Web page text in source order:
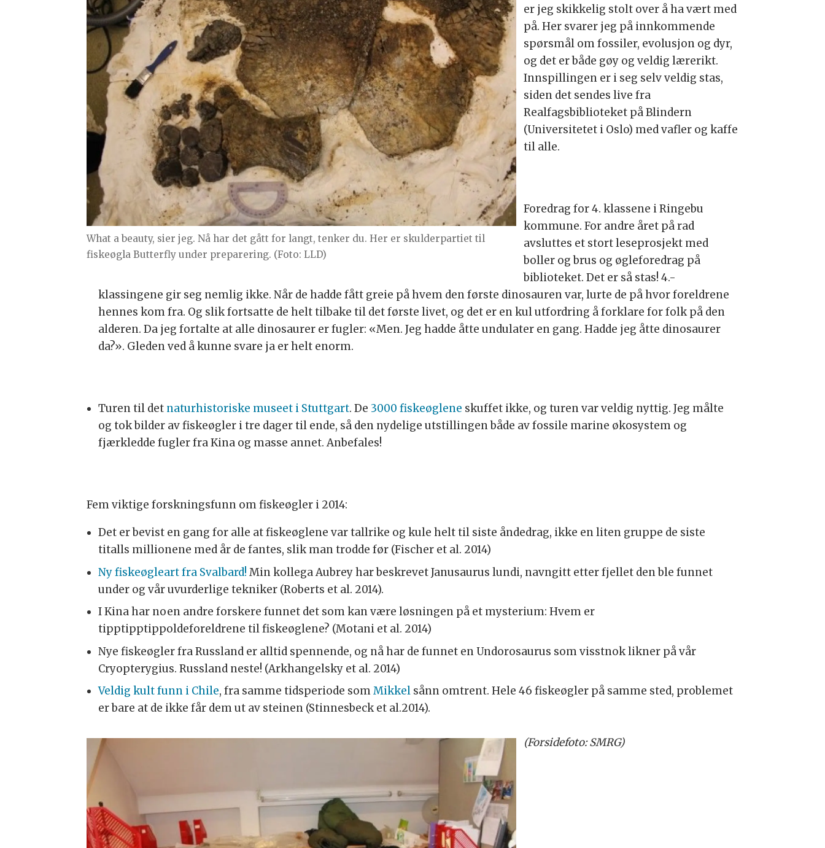
What a beauty, sier jeg. Nå har det gått for langt, tenker du. Her er skulderpartiet til
fiskeøgla Butterfly under preparering. (Foto: LLD)
er jeg skikkelig stolt over å ha vært med
på. Her svarer jeg på innkommende
spørsmål om fossiler, evolusjon og dyr,
og det er både gøy og veldig lærerikt.
Innspillingen er i seg selv veldig stas,
siden det sendes live fra
Realfagsbiblioteket på Blindern
(Universitetet i Oslo) med vafler og kaffe
til alle.
Foredrag for 4. klassene i Ringebu
kommune. For andre året på rad
avsluttes et stort leseprosjekt med
boller og brus og øgleforedrag på
biblioteket. Det er så stas! 4.-
klassingene gir seg nemlig ikke. Når de hadde fått greie på hvem den første dinosauren var, lurte de på hvor foreldrene
hennes kom fra. Og slik fortsatte de helt tilbake til det første livet, og det er en kul utfordring å forklare for folk på den
alderen. Da jeg fortalte at alle dinosaurer er fugler: «Men. Jeg hadde åtte undulater en gang. Hadde jeg åtte dinosaurer
da?». Gleden ved å kunne svare ja er helt enorm.
Turen til det naturhistoriske museet i Stuttgart. De 3000 fiskeøglene skuffet ikke, og turen var veldig nyttig. Jeg målte
og tok bilder av fiskeøgler i tre dager til ende, så den nydelige utstillingen både av fossile marine økosystem og
fjærkledde fugler fra Kina og masse annet. Anbefales!
Fem viktige forskningsfunn om fiskeøgler i 2014:
Det er bevist en gang for alle at fiskeøglene var tallrike og kule helt til siste åndedrag, ikke en liten gruppe de siste
titalls millionene med år de fantes, slik man trodde før (Fischer et al. 2014)
Ny fiskeøgleart fra Svalbard! Min kollega Aubrey har beskrevet Janusaurus lundi, navngitt etter fjellet den ble funnet
under og vår uvurderlige tekniker (Roberts et al. 2014).
I Kina har noen andre forskere funnet det som kan være løsningen på et mysterium: Hvem er
tipptipptippoldeforeldrene til fiskeøglene? (Motani et al. 2014)
Nye fiskeøgler fra Russland er alltid spennende, og nå har de funnet en Undorosaurus som visstnok likner på vår
Cryopterygius. Russland neste! (Arkhangelsky et al. 2014)
Veldig kult funn i Chile, fra samme tidsperiode somMikkel sånn omtrent. Hele 46 fiskeøgler på samme sted, problemet
er bare at de ikke får dem ut av steinen (Stinnesbeck et al.2014).
(Forsidefoto: SMRG)